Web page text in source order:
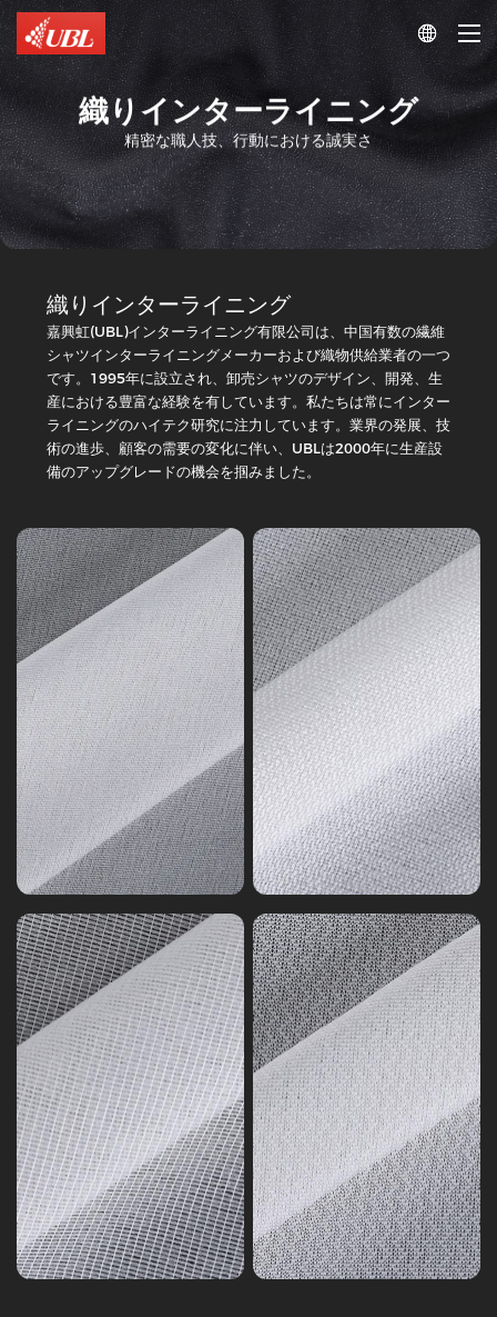

織りインターライニング
精密な職人技、行動における誠実さ
織りインターライニング
嘉興虹(UBL)インターライニング有限公司は、中国有数の繊維
シャツインターライニングメーカーおよび織物供給業者の一つ
です。1995年に設立され、卸売シャツのデザイン、開発、生
産における豊富な経験を有しています。私たちは常にインター
ライニングのハイテク研究に注力しています。業界の発展、技
術の進歩、顧客の需要の変化に伴い、UBLは2000年に生産設
備のアップグレードの機会を掴みました。
織
り
フ
ュ
ー
ジ
ブ
ル
イ
グ、
14-
125
ン
タ
ー
ラ
イ
ニ
ン
グ
ツ
イ
ル
フ
ブ
リ
ッ
ク
シ
リ
ー
ズ
ー
ラ
イ
ニ
ン
グ
ト
リ
コ
ッ
ト
シ
リ
ー
ズ
4
イ
ン
タ
ー
ラ
イ
ニ
ン
グ
編
み
物
シ
リ
ー
ズ
1